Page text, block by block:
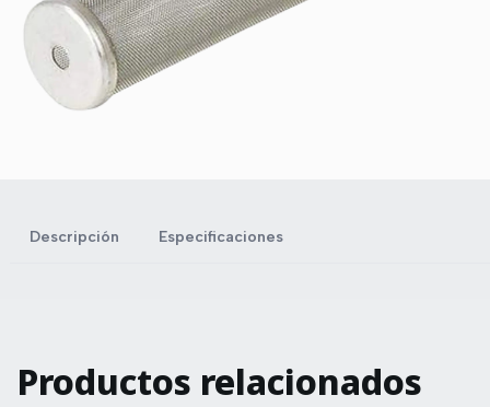
Descripción Especificaciones
Productos relacionados